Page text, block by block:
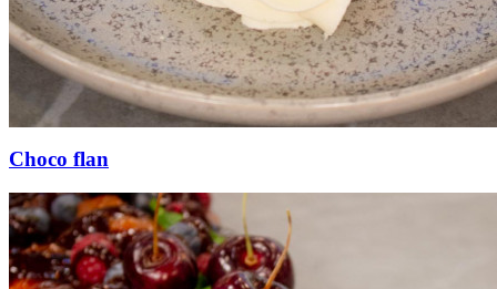
Choco flan